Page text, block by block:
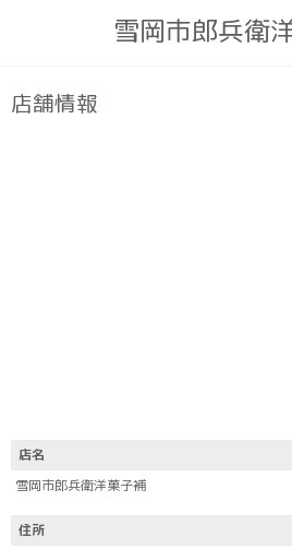
雪岡市郎兵衛
店舗情報
店名
雪岡市郎兵衛洋菓子補
住所